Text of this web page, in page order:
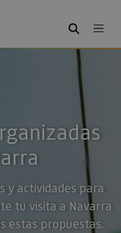
BUSCAR
y actividades para
tu visita a Navarra
estas propuestas.